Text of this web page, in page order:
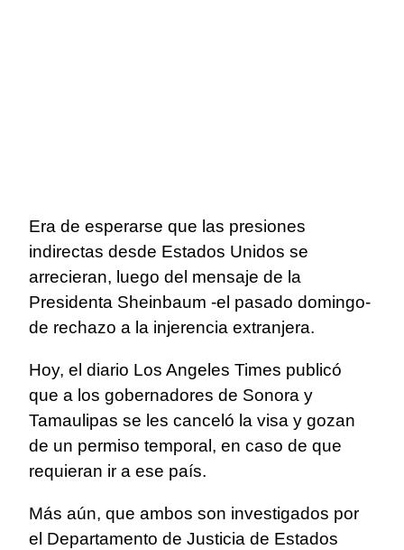
Era de esperarse que las presiones
indirectas desde Estados Unidos se
arrecieran, luego del mensaje de la
Presidenta Sheinbaum -el pasado domingo-
de rechazo a la injerencia extranjera.
Hoy, el diario Los Angeles Times publicó
que a los gobernadores de Sonora y
Tamaulipas se les canceló la visa y gozan
de un permiso temporal, en caso de que
requieran ir a ese país.
Más aún, que ambos son investigados por
el Departamento de Justicia de Estados